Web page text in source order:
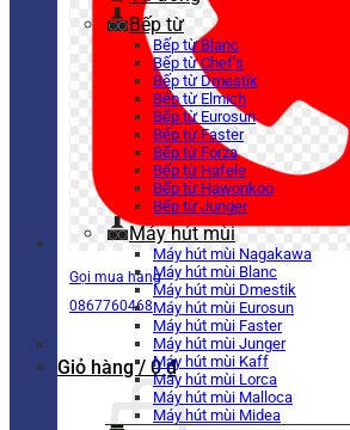
Gọi mua hàng
0867760468
Giỏ hàng / 0₫
Bếp từ
Bếp từ Blanc
Bếp từ Chef’s
Bếp từ Dmestik
Bếp từ Elmich
Bếp từ Eurosun
Bếp từ Faster
Bếp từ Forza
Bếp từ Hafele
Bếp từ Hawonkoo
Bếp từ Junger
Máy hút mùi
Máy hút mùi Nagakawa
Máy hút mùi Blanc
Máy hút mùi Dmestik
Máy hút mùi Eurosun
Máy hút mùi Faster
Máy hút mùi Junger
Máy hút mùi Kaff
Máy hút mùi Lorca
Máy hút mùi Malloca
Máy hút mùi Midea